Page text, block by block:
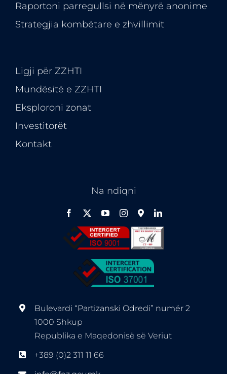
Raportoni parregullsi në mënyrë anonime
Strategjia kombëtare e zhvillimit
Ligji për ZZHTI
Mundësitë e ZZHTI
Eksploroni zonat
Investitorët
Kontakt
Na ndiqni
Bulevardi “Partizanski Odredi” numër 2
1000 Shkup
Republika e Maqedonisë së Veriut
+389 (0)2 311 11 66